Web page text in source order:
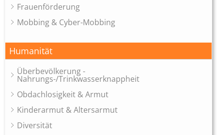
Frauenförderung
Mobbing & Cyber-Mobbing
Humanität
Überbevölkerung -
Nahrungs-/Trinkwasserknappheit
Obdachlosigkeit & Armut
Kinderarmut & Altersarmut
Diversität